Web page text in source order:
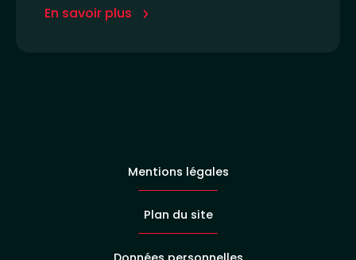
En savoir plus
Mentions légales
Plan du site